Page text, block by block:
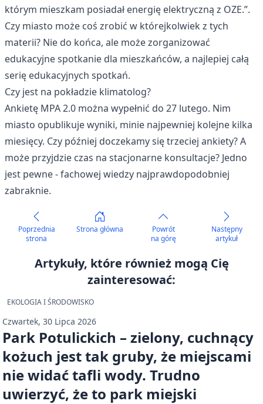
którym mieszkam posiadał energię elektryczną z OZE.”.
Czy miasto może coś zrobić w którejkolwiek z tych
materii? Nie do końca, ale może zorganizować
edukacyjne spotkanie dla mieszkańców, a najlepiej całą
serię edukacyjnych spotkań.
Czy jest na pokładzie klimatolog?
Ankietę MPA 2.0 można wypełnić do 27 lutego. Nim
miasto opublikuje wyniki, minie najpewniej kolejne kilka
miesięcy. Czy później doczekamy się trzeciej ankiety? A
może przyjdzie czas na stacjonarne konsultacje? Jedno
jest pewne - fachowej wiedzy najprawdopodobniej
zabraknie.
Poprzednia
strona
Strona główna
Powrót
na górę
Następny
artykuł
Artykuły, które również mogą Cię
zainteresować:
EKOLOGIA I ŚRODOWISKO
Czwartek, 30 Lipca 2026
Park Potulickich – zielony, cuchnący
kożuch jest tak gruby, że miejscami
nie widać tafli wody. Trudno
uwierzyć, że to park miejski